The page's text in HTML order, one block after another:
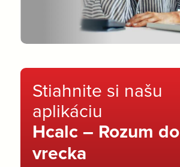
Stiahnite si našu
aplikáciu
Hcalc – Rozum do
vrecka